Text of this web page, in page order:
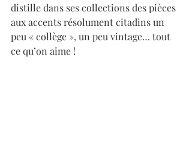
distille dans ses collections des pièces
aux accents résolument citadins un
peu « collège », un peu vintage… tout
ce qu’on aime !